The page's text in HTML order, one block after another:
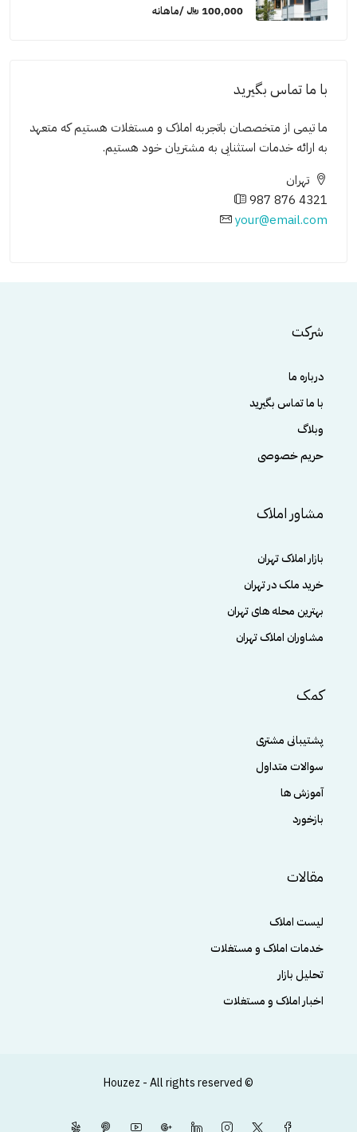
100,000 ﷼ /ماهانه
با ما تماس بگیرید
ما تیمی از متخصصان باتجربه املاک و مستغلات هستیم که متعهد
به ارائه خدمات استثنایی به مشتریان خود هستیم.
تهران
987 876 4321
your@email.com
شرکت
درباره ما
با ما تماس بگیرید
وبلاگ
حریم خصوصی
مشاور املاک
بازار املاک تهران
خرید ملک در تهران
بهترین محله های تهران
مشاوران املاک تهران
کمک
پشتیبانی مشتری
سوالات متداول
آموزش ها
بازخورد
مقالات
لیست املاک
خدمات املاک و مستغلات
تحلیل بازار
اخبار املاک و مستغلات
© Houzez - All rights reserved